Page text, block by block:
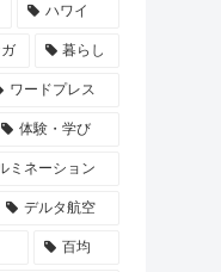
ハワイ
暮らし
ワードプレス
体験・学び
ミネーション
デルタ航空
百均